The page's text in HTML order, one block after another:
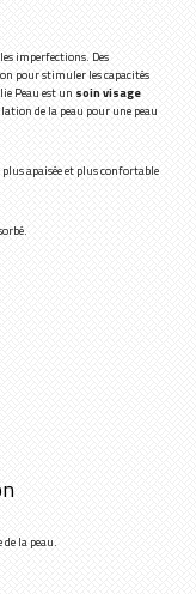
imperfections. Des
pour stimuler les capacités
Peau est un soin visage
de la peau pour une peau
apaisée et plus confortable
la peau.